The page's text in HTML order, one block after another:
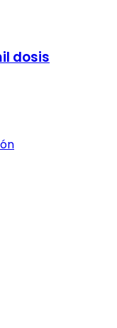
dosis